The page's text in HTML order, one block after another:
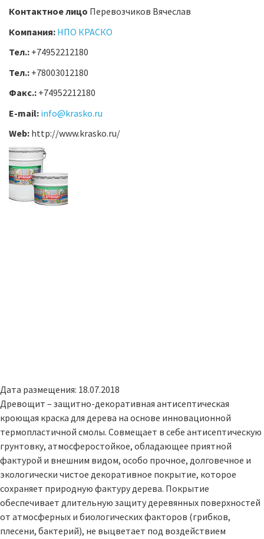
Контактное лицо Перевозчиков Вячеслав
Компания: НПО КРАСКО
Тел.: +74952212180
Тел.: +78003012180
Факс.: +74952212180
E-mail: info@krasko.ru
Web: http://www.krasko.ru/
Дата размещения: 18.07.2018
Древощит – защитно-декоративная антисептическая
кроющая краска для дерева на основе инновационной
термопластичной смолы. Совмещает в себе антисептическую
грунтовку, атмосферостойкое, обладающее приятной
фактурой и внешним видом, особо прочное, долговечное и
экологически чистое декоративное покрытие, которое
сохраняет природную фактуру дерева. Покрытие
обеспечивает длительную защиту деревянных поверхностей
от атмосферных и биологических факторов (грибков,
плесени, бактерий), не выцветает под воздействием